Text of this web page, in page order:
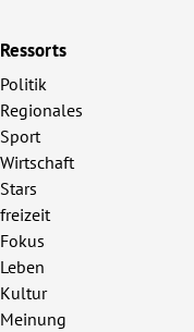
Ressorts
Politik
Regionales
Sport
Wirtschaft
Stars
freizeit
Fokus
Leben
Kultur
Meinung